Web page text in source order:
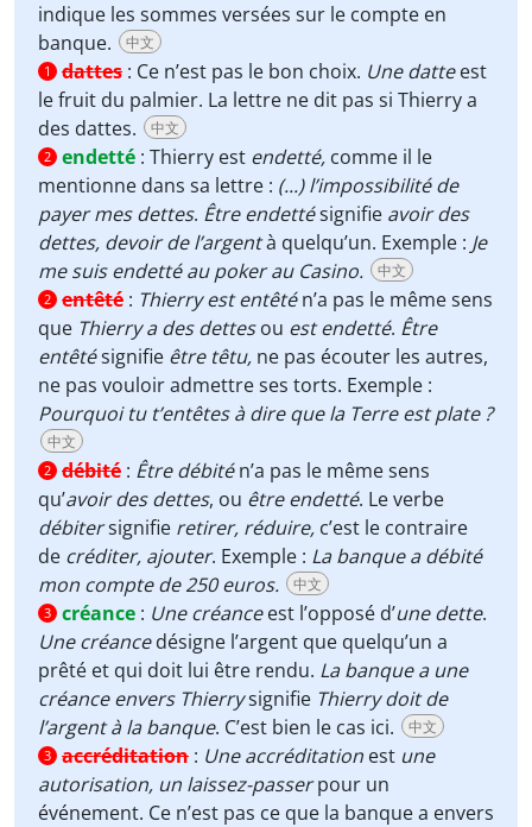
indique les sommes versées sur le compte en
banque.
中文
1 dattes : Ce n’est pas le bon choix. Une datteest
le fruit du palmier. La lettre ne dit pas si Thierry a
des dattes.
中文
2 endetté : Thierry est endetté, comme il le
mentionne dans sa lettre : (...) l’impossibilité de
payer mes dettes. Être endettésignifie avoir des
dettes, devoir de l’argentà quelqu’un. Exemple : Je
me suis endetté au poker au Casino.
中文
2 entêté : Thierry est entêtén’a pas le même sens
que Thierry a des dettesou est endetté. Être
entêtésignifie être têtu, ne pas écouter les autres,
ne pas vouloir admettre ses torts. Exemple :
Pourquoi tu t’entêtes à dire que la Terre est plate ?
中文
2 débité : Être débitén’a pas le même sens
qu’avoir des dettes, ou être endetté. Le verbe
débitersignifie retirer, réduire, c’est le contraire
de créditer, ajouter. Exemple : La banque a débité
mon compte de 250 euros.
中文
3 créance : Une créanceest l’opposé d’une dette.
Une créancedésigne l’argent que quelqu’un a
prêté et qui doit lui être rendu. La banque a une
créance envers Thierrysignifie Thierry doit de
l’argent à la banque. C’est bien le cas ici. 中文
3 accréditation : Une accréditation est une
autorisation, un laissez-passerpour un
événement. Ce n’est pas ce que la banque a envers